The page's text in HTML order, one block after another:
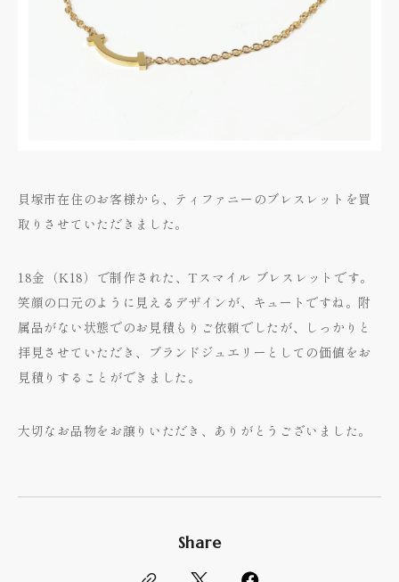
貝塚市在住のお客様から、ティファニーのブレスレットを買
取りさせていただきました。
18金（K18）で制作された、Tスマイル ブレスレットです。
笑顔の口元のように見えるデザインが、キュートですね。附
属品がない状態でのお見積もりご依頼でしたが、しっかりと
拝見させていただき、ブランドジュエリーとしての価値をお
見積りすることができました。
大切なお品物をお譲りいただき、ありがとうございました。
Share